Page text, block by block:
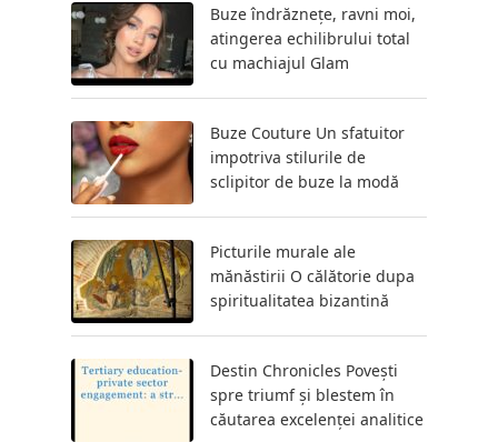
Buze îndrăznețe, ravni moi,
atingerea echilibrului total
cu machiajul Glam
Buze Couture Un sfatuitor
impotriva stilurile de
sclipitor de buze la modă
Picturile murale ale
mănăstirii O călătorie dupa
spiritualitatea bizantină
Destin Chronicles Povești
spre triumf și blestem în
căutarea excelenței analitice